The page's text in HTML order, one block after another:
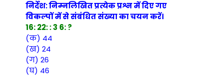
निर्देश: निम्नलिखित प्रत्येक प्रश्न में दिए गए
विकल्पों में से संबंधित संख्या का चयन करें।
16: 22: : 3 6: ?
(क) 44
(ख) 24
(ग) 26
(घ) 46